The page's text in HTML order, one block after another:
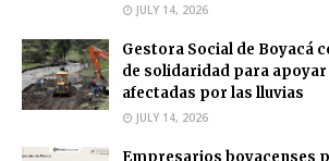
JULY 14, 2026
Gestora Social de Boyacá
de solidaridad para apoyar
afectadas por las lluvias
JULY 14, 2026
Empresarios boyacenses